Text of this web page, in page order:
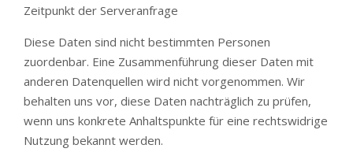
Zeitpunkt der Serveranfrage
Diese Daten sind nicht bestimmten Personen
zuordenbar. Eine Zusammenführung dieser Daten mit
anderen Datenquellen wird nicht vorgenommen. Wir
behalten uns vor, diese Daten nachträglich zu prüfen,
wenn uns konkrete Anhaltspunkte für eine rechtswidrige
Nutzung bekannt werden.